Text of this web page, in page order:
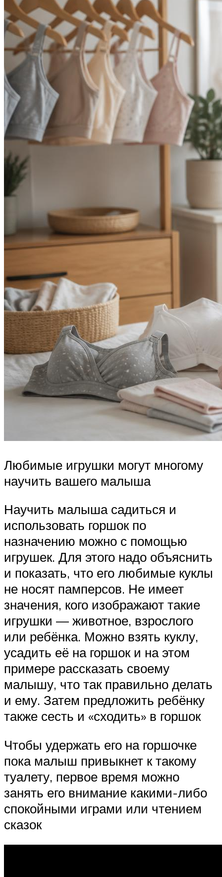
Любимые игрушки могут многому
научить вашего малыша
Научить малыша садиться и
использовать горшок по
назначению можно с помощью
игрушек. Для этого надо объяснить
и показать, что его любимые куклы
не носят памперсов. Не имеет
значения, кого изображают такие
игрушки — животное, взрослого
или ребёнка. Можно взять куклу,
усадить её на горшок и на этом
примере рассказать своему
малышу, что так правильно делать
и ему. Затем предложить ребёнку
также сесть и «сходить» в горшок
Чтобы удержать его на горшочке
пока малыш привыкнет к такому
туалету, первое время можно
занять его внимание какими-либо
спокойными играми или чтением
сказок